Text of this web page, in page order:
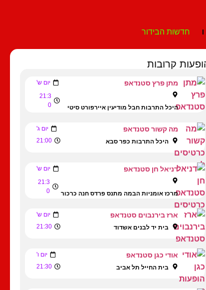
חדשות הבידור
קרובות
מתן פרץ סטנדאפ יום ש'
היכל התרבות חבל מודיעין איירפורט סיטי
21:3
0
מה קשור סטנדאפ יום ג'
היכל התרבות כפר סבא 21:00
דניאל חן סטנדאפ יום ש'
מרכז אומניות הבמה מתנס פרדס חנה כרכור
21:3
0
ארז בירנבוים סטנדאפ יום ש'
בית יד לבנים אשדוד 21:30
אודי כגן סטנדאפ יום ו'
בית החייל תל אביב 21:30